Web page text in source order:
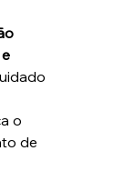
o
de